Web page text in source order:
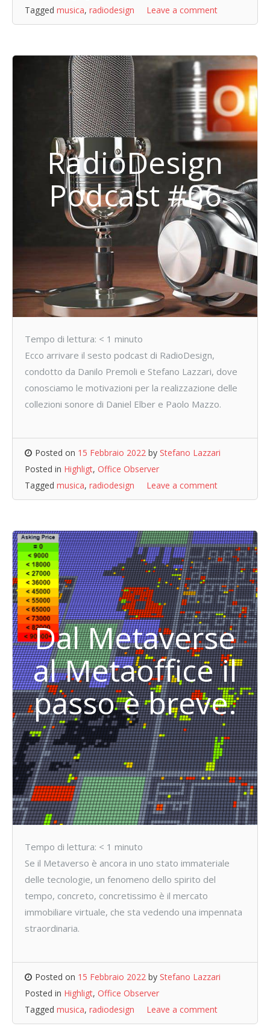
Tagged musica, radiodesign Leave a comment
RadioDesign
Podcast #06
Tempo di lettura: < 1 minuto
Ecco arrivare il sesto podcast di RadioDesign,
condotto da Danilo Premoli e Stefano Lazzari, dove
conosciamo le motivazioni per la realizzazione delle
collezioni sonore di Daniel Elber e Paolo Mazzo.
Posted on 15 Febbraio 2022 by Stefano Lazzari
Posted in Highligt, Office Observer
Tagged musica, radiodesign Leave a comment
Dal Metaverse
al Metaoffice il
passo è breve.
Tempo di lettura: < 1 minuto
Se il Metaverso è ancora in uno stato immateriale
delle tecnologie, un fenomeno dello spirito del
tempo, concreto, concretissimo è il mercato
immobiliare virtuale, che sta vedendo una impennata
straordinaria.
Posted on 15 Febbraio 2022 by Stefano Lazzari
Posted in Highligt, Office Observer
Tagged musica, radiodesign Leave a comment